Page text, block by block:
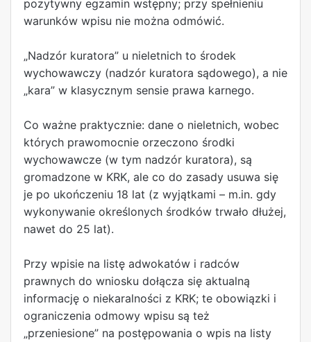
pozytywny egzamin wstępny; przy spełnieniu
warunków wpisu nie można odmówić.
„Nadzór kuratora” u nieletnich to środek
wychowawczy (nadzór kuratora sądowego), a nie
„kara” w klasycznym sensie prawa karnego.
Co ważne praktycznie: dane o nieletnich, wobec
których prawomocnie orzeczono środki
wychowawcze (w tym nadzór kuratora), są
gromadzone w KRK, ale co do zasady usuwa się
je po ukończeniu 18 lat (z wyjątkami – m.in. gdy
wykonywanie określonych środków trwało dłużej,
nawet do 25 lat).
Przy wpisie na listę adwokatów i radców
prawnych do wniosku dołącza się aktualną
informację o niekaralności z KRK; te obowiązki i
ograniczenia odmowy wpisu są też
„przeniesione” na postępowania o wpis na listy